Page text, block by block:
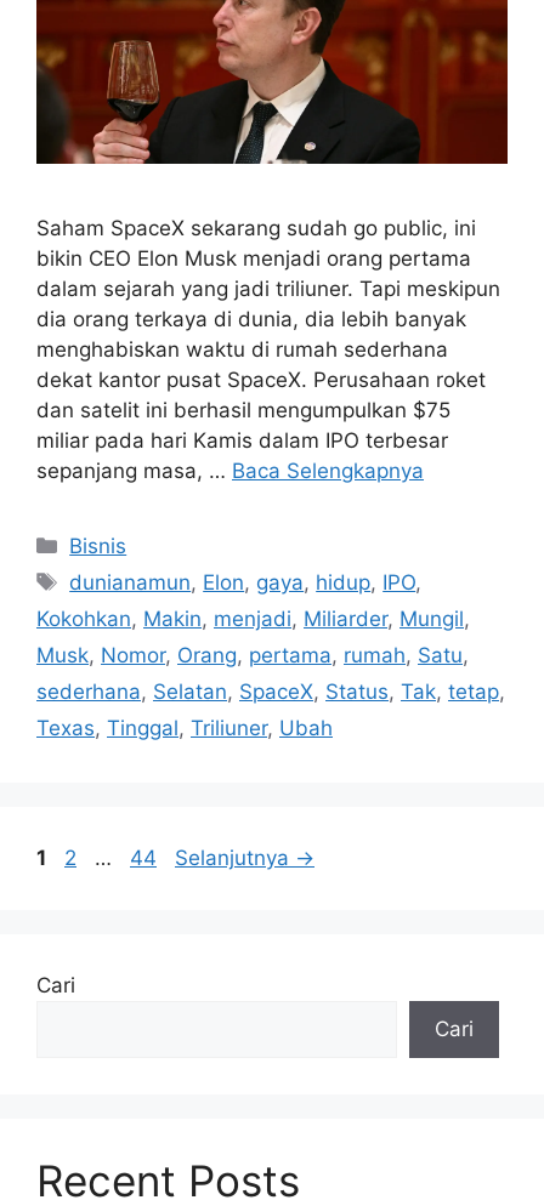
Saham SpaceX sekarang sudah go public, ini
bikin CEO Elon Musk menjadi orang pertama
dalam sejarah yang jadi triliuner. Tapi meskipun
dia orang terkaya di dunia, dia lebih banyak
menghabiskan waktu di rumah sederhana
dekat kantor pusat SpaceX. Perusahaan roket
dan satelit ini berhasil mengumpulkan $75
miliar pada hari Kamis dalam IPO terbesar
sepanjang masa, … Baca Selengkapnya
Kategori
Bisnis
Tag
dunianamun, Elon, gaya, hidup, IPO,
Kokohkan, Makin, menjadi, Miliarder, Mungil,
Musk, Nomor, Orang, pertama, rumah, Satu,
sederhana, Selatan, SpaceX, Status, Tak, tetap,
Texas, Tinggal, Triliuner, Ubah
Halaman
1 Halaman
2 … Halaman
44 Selanjutnya →
Cari
Cari
Recent Posts